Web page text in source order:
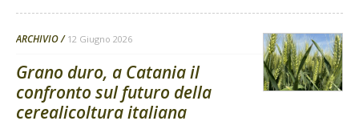
ARCHIVIO 12 Giugno 2026
Grano duro, a Catania il
confronto sul futuro della
cerealicoltura italiana